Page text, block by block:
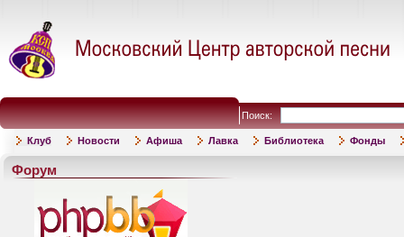
Поиск:
Клуб Новости Афиша Лавка Библиотека Фонды
Форум